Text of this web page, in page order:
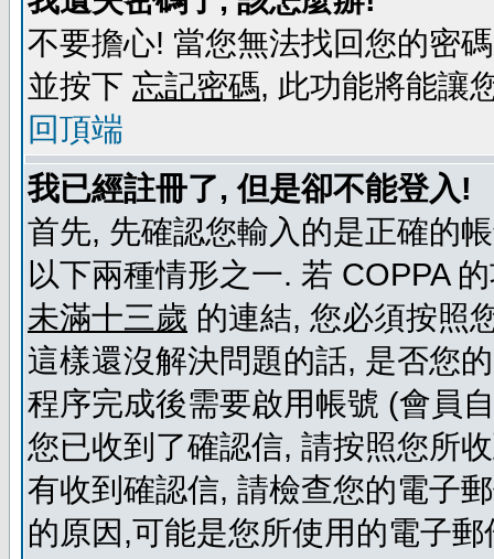
不要擔心! 當您無法找回您的密
並按下 忘記密碼, 此功能將能讓
回頂端
我已經註冊了, 但是卻不能登入!
首先, 先確認您輸入的是正確的
以下兩種情形之一. 若 COPPA
未滿十三歲 的連結, 您必須按照
這樣還沒解決問題的話, 是否您
程序完成後需要啟用帳號 (會員
您已收到了確認信, 請按照您所
有收到確認信, 請檢查您的電子
的原因,可能是您所使用的電子